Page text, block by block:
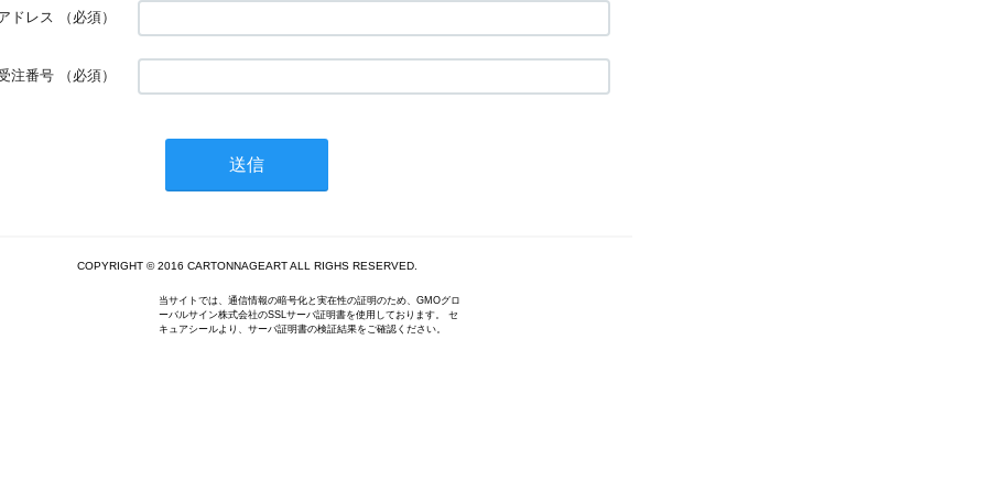
ドレス （必須）
注番号 （必須）
COPYRIGHT © 2016 CARTONNAGEART ALL RIGHS RESERVED.
当サイトでは、通信情報の暗号化と実在性の証明のため、GMOグロ
ーバルサイン株式会社のSSLサーバ証明書を使用しております。 セ
キュアシールより、サーバ証明書の検証結果をご確認ください。